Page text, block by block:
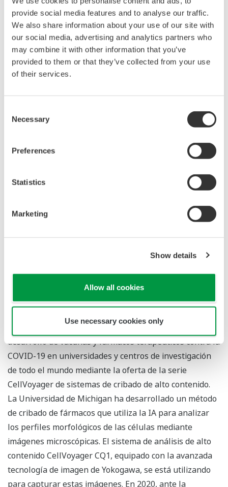
provide social media features and to analyse our traffic.
We also share information about your use of our site with
our social media, advertising and analytics partners who
may combine it with other information that you’ve
provided to them or that they’ve collected from your use
of their services.
Selection
Necessary
Preferences
Statistics
Marketing
Show details
Allow all cookies
Use necessary cookies only
para el año 2050. Para mejorar el bienestar, que es uno
de estos objetivos, nuestro negocio de vida se centra en
las industrias farmacéutica, sanitaria, del agua y
alimentaria. Varios de nuestros productos se han
utilizado recientemente en la investigación de vacunas y
agentes terapéuticos COVID-19. Seguiremos ampliando
envejecimiento, el agotamiento de los recursos y la
Áreas a las que contribuye el negocio de la vida, y ODS
En todo el mundo se están desarrollando nuevos
COVID-19. Estamos contribuyendo a la investigación y el
desarrollo de vacunas y fármacos terapéuticos contra la
COVID-19 en universidades y centros de investigación
de todo el mundo mediante la oferta de la serie
CellVoyager de sistemas de cribado de alto contenido.
La Universidad de Michigan ha desarrollado un método
de cribado de fármacos que utiliza la IA para analizar
los perfiles morfológicos de las células mediante
imágenes microscópicas. El sistema de análisis de alto
contenido CellVoyager CQ1, equipado con la avanzada
tecnología de imagen de Yokogawa, se está utilizando
para capturar estas imágenes. En 2020, ante la